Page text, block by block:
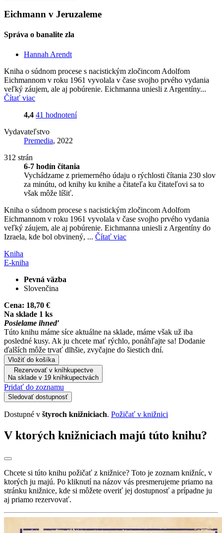
Eichmann v Jeruzaleme
Správa o banalite zla
Hannah Arendt
Kniha o súdnom procese s nacistickým zločincom Adolfom
Eichmannom v roku 1961 vyvolala v čase svojho prvého vydania
veľký záujem, ale aj pobúrenie. Eichmanna uniesli z Argentíny...
Čítať viac
4,4 41 hodnotení
Vydavateľstvo
Premedia, 2022
312 strán
6-7 hodín čítania
Vychádzame z priemerného údaju o rýchlosti čítania 230 slov
za minútu, od knihy ku knihe a čitateľa ku čitateľovi sa to
však môže líšiť.
Kniha o súdnom procese s nacistickým zločincom Adolfom
Eichmannom v roku 1961 vyvolala v čase svojho prvého vydania
veľký záujem, ale aj pobúrenie. Eichmanna uniesli z Argentíny do
Izraela, kde bol obvinený, ... Čítať viac
Kniha
E-kniha
Pevná väzba
Slovenčina
Cena: 18,70 €
Na sklade 1 ks
Posielame ihneď
Túto knihu máme síce aktuálne na sklade, máme však už iba
posledné kusy. Ak ju chcete mať rýchlo, ponáhľajte sa! Dodanie
ďalších môže trvať dlhšie, zvyčajne do šiestich dní.
Vložiť do košíka
Rezervovať v kníhkupectve
Na sklade v 19 kníhkupectvách
Pridať do zoznamu
Sledovať dostupnosť
Dostupné v štyroch knižniciach. Požičať v knižnici
V ktorých knižniciach majú túto knihu?
Chcete si túto knihu požičať z knižnice? Toto je zoznam knižníc, v
ktorých ju majú. Po kliknutí na názov vás presmerujeme priamo na
stránku knižnice, kde si môžete overiť jej dostupnosť a prípadne ju
aj priamo rezervovať.